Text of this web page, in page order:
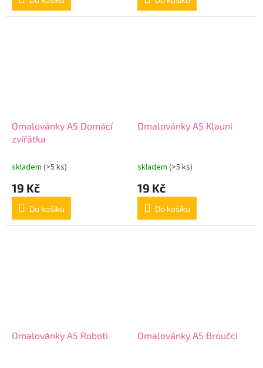
Omalovánky A5 Domácí
zvířátka
skladem (>5 ks)
19 Kč
Do košíku
Omalovánky A5 Klauni
skladem (>5 ks)
19 Kč
Do košíku
Omalovánky A5 Roboti Omalovánky A5 Broučci